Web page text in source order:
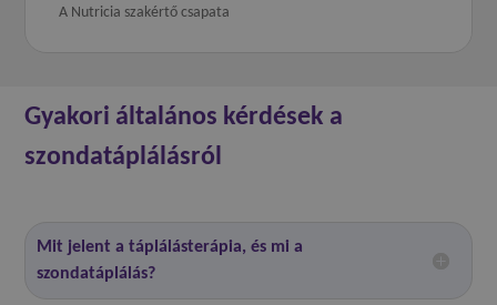
A Nutricia szakértő csapata
Gyakori általános kérdések a
szondatáplálásról
Mit jelent a táplálásterápia, és mi a
szondatáplálás?